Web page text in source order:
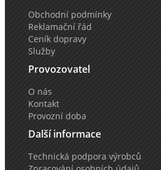
Obchodní podmínky
Reklamační řád
Ceník dopravy
Služby
Provozovatel
O nás
Kontakt
Provozní doba
Další informace
Technická podpora výrobců